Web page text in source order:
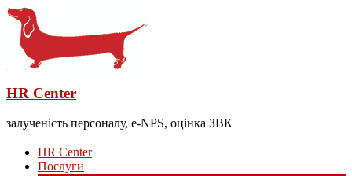
HR Center
залученість персоналу, e-NPS, оцінка ЗВК
HR Center
Послуги